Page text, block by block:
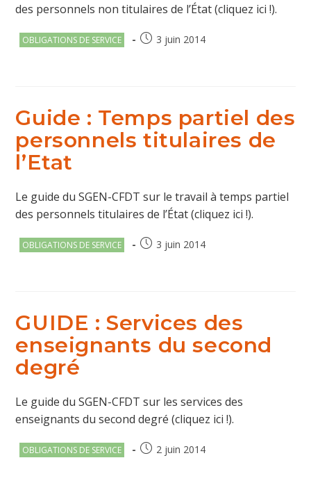
des personnels non titulaires de l’État (cliquez ici !).
Post
OBLIGATIONS DE SERVICE
Publication
3 juin 2014
Guide : Temps partiel des
personnels titulaires de
l’Etat
Le guide du SGEN-CFDT sur le travail à temps partiel
des personnels titulaires de l’État (cliquez ici !).
Post
OBLIGATIONS DE SERVICE
Publication
3 juin 2014
GUIDE : Services des
enseignants du second
degré
Le guide du SGEN-CFDT sur les services des
enseignants du second degré (cliquez ici !).
Post
OBLIGATIONS DE SERVICE
Publication
2 juin 2014